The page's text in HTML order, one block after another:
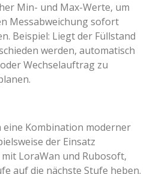
Min- und Max-Werte, um
Messabweichung sofort
Beispiel: Liegt der Füllstand
werden, automatisch
Wechselauftrag zu
eine Kombination moderner
der Einsatz
LoraWan und Rubosoft,
auf die nächste Stufe heben.